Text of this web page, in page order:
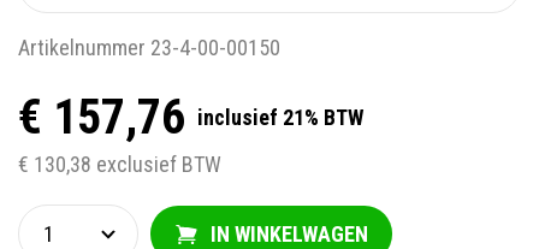
Artikelnummer 23-4-00-00150
€ 157,76 inclusief 21% BTW
€ 130,38 exclusief BTW
IN WINKELWAGEN